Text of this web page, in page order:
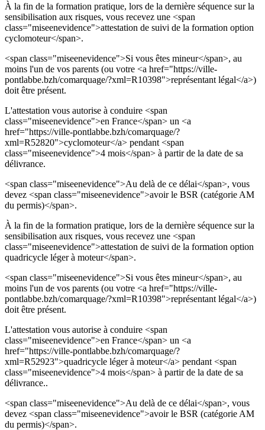
À la fin de la formation pratique, lors de la dernière séquence sur la
sensibilisation aux risques, vous recevez une <span
class="miseenevidence">attestation de suivi de la formation option
cyclomoteur</span>.
<span class="miseenevidence">Si vous êtes mineur</span>, au
moins l'un de vos parents (ou votre <a href="https://ville-
pontlabbe.bzh/comarquage/?xml=R10398">représentant légal</a>)
doit être présent.
L'attestation vous autorise à conduire <span
class="miseenevidence">en France</span> un <a
href="https://ville-pontlabbe.bzh/comarquage/?
xml=R52820">cyclomoteur</a> pendant <span
class="miseenevidence">4 mois</span> à partir de la date de sa
délivrance.
<span class="miseenevidence">Au delà de ce délai</span>, vous
devez <span class="miseenevidence">avoir le BSR (catégorie AM
du permis)</span>.
À la fin de la formation pratique, lors de la dernière séquence sur la
sensibilisation aux risques, vous recevez une <span
class="miseenevidence">attestation de suivi de la formation option
quadricycle léger à moteur</span>.
<span class="miseenevidence">Si vous êtes mineur</span>, au
moins l'un de vos parents (ou votre <a href="https://ville-
pontlabbe.bzh/comarquage/?xml=R10398">représentant légal</a>)
doit être présent.
L'attestation vous autorise à conduire <span
class="miseenevidence">en France</span> un <a
href="https://ville-pontlabbe.bzh/comarquage/?
xml=R52923">quadricycle léger à moteur</a> pendant <span
class="miseenevidence">4 mois</span> à partir de la date de sa
délivrance..
<span class="miseenevidence">Au delà de ce délai</span>, vous
devez <span class="miseenevidence">avoir le BSR (catégorie AM
du permis)</span>.